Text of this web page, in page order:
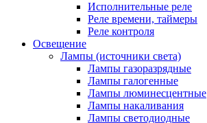
Исполнительные реле
Реле времени, таймеры
Реле контроля
Освещение
Лампы (источники света)
Лампы газоразрядные
Лампы галогенные
Лампы люминесцентные
Лампы накаливания
Лампы светодиодные